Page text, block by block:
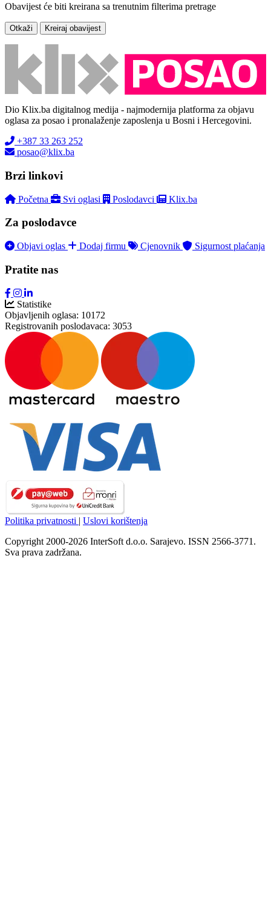
Obavijest će biti kreirana sa trenutnim filterima pretrage
Otkaži Kreiraj obavijest
Dio Klix.ba digitalnog medija - najmodernija platforma za objavu
oglasa za posao i pronalaženje zaposlenja u Bosni i Hercegovini.
+387 33 263 252
posao@klix.ba
Brzi linkovi
Početna Svi oglasi Poslodavci Klix.ba
Za poslodavce
Objavi oglas Dodaj firmu Cjenovnik Sigurnost plaćanja
Pratite nas
Statistike
Objavljenih oglasa: 10172
Registrovanih poslodavaca: 3053
Politika privatnosti | Uslovi korištenja
Copyright 2000-2026 InterSoft d.o.o. Sarajevo. ISSN 2566-3771.
Sva prava zadržana.